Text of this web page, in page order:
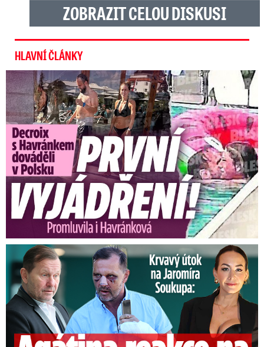
ZOBRAZIT CELOU DISKUSI
HLAVNÍ ČLÁNKY
Exministryně s Havránkem dováděli v Polsku: První slova!
Útok na Jaromíra Soukupa: Reakce Agáty na zmlácení jejího ex